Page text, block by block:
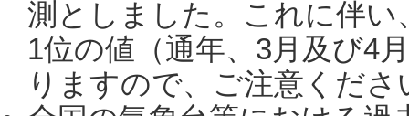
測としました。これに伴い
1位の値（通年、3月及び4
りますので、ご注意くだ